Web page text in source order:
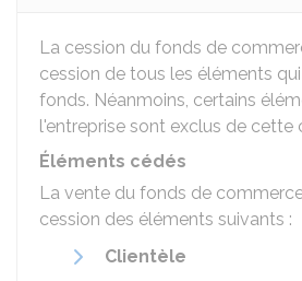
La cession du fonds de
cession de tous les éléments
fonds. Néanmoins, certains
l'entreprise sont exclus de cette
Éléments cédés
La vente du fonds de
cession des éléments suivants :
Clientèle